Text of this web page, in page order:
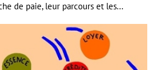
de paie, leur parcours et les...